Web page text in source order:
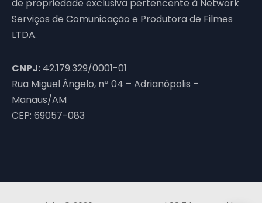
de propriedade exclusiva pertencente à Network
Serviços de Comunicação e Produtora de Filmes
LTDA.
CNPJ: 42.179.329/0001-01
Rua Miguel Ângelo, nº 04 – Adrianópolis –
Manaus/AM
CEP: 69057-083